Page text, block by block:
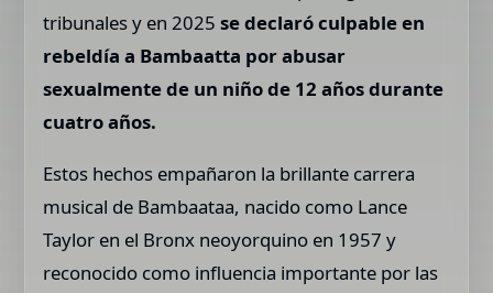
tribunales y en 2025se declaró culpable en
rebeldía a Bambaatta por abusar
sexualmente de un niño de 12 años durante
cuatro años.
Estos hechos empañaron la brillante carrera
musical de Bambaataa, nacido como Lance
Taylor en el Bronx neoyorquino en 1957 y
reconocido como influencia importante por las